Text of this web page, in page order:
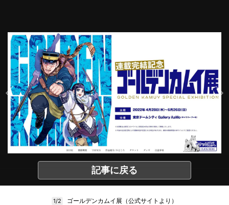
記事に戻る
1/2 ゴールデンカムイ展（公式サイトより）